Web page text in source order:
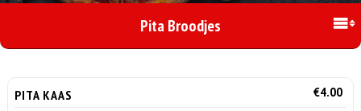
Pita Broodjes
PITA KAAS €4.00